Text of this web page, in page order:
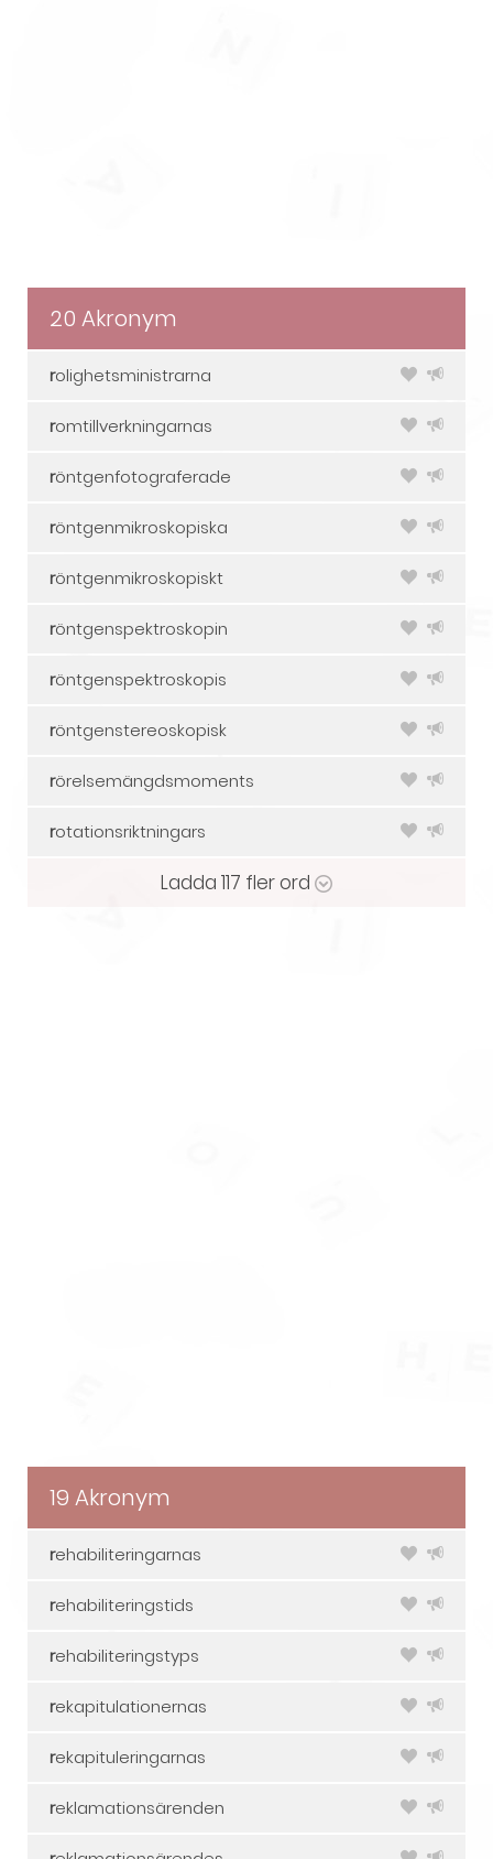
20 Akronym
rolighetsministrarna
romtillverkningarnas
röntgenfotograferade
röntgenmikroskopiska
röntgenmikroskopiskt
röntgenspektroskopin
röntgenspektroskopis
röntgenstereoskopisk
rörelsemängdsmoments
rotationsriktningars
Ladda 117 fler ord
19 Akronym
rehabiliteringarnas
rehabiliteringstids
rehabiliteringstyps
rekapitulationernas
rekapituleringarnas
reklamationsärenden